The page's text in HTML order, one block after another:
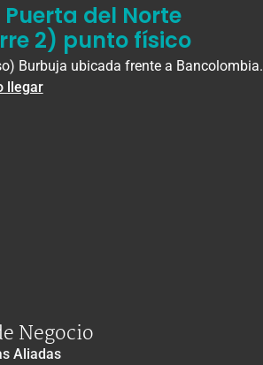
Puerta del Norte
2) punto físico
Burbuja ubicada frente a Bancolombia.
llegar
Negocio
Aliadas